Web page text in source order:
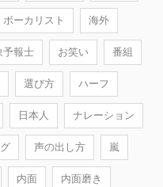
ボーカリスト 海外
予報士 お笑い 番組
選び方 ハーフ
日本人 ナレーション
声の出し方 嵐
内面 内面磨き